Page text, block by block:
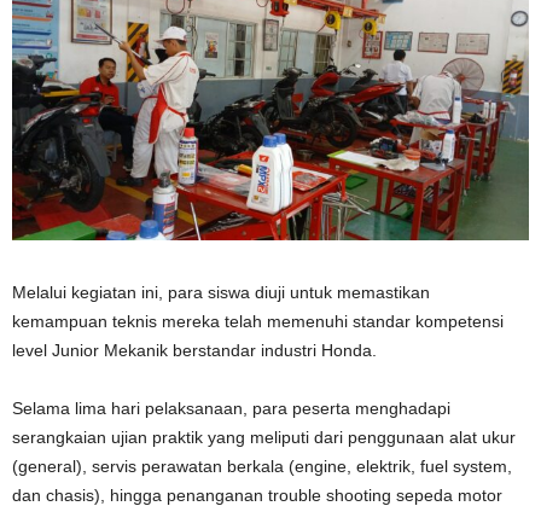
Melalui kegiatan ini, para siswa diuji untuk memastikan
kemampuan teknis mereka telah memenuhi standar kompetensi
level Junior Mekanik berstandar industri Honda.
Selama lima hari pelaksanaan, para peserta menghadapi
serangkaian ujian praktik yang meliputi dari penggunaan alat ukur
(general), servis perawatan berkala (engine, elektrik, fuel system,
dan chasis), hingga penanganan trouble shooting sepeda motor